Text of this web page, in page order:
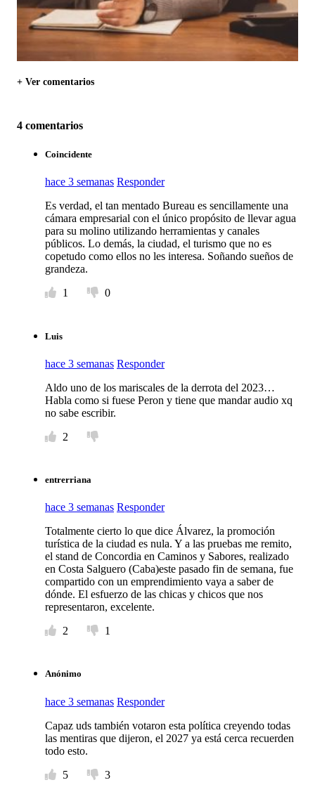
+ Ver comentarios
4 comentarios
Coincidente
hace 3 semanas Responder
Es verdad, el tan mentado Bureau es sencillamente una
cámara empresarial con el único propósito de llevar agua
para su molino utilizando herramientas y canales
públicos. Lo demás, la ciudad, el turismo que no es
copetudo como ellos no les interesa. Soñando sueños de
grandeza.
1
0
Luis
hace 3 semanas Responder
Aldo uno de los mariscales de la derrota del 2023…
Habla como si fuese Peron y tiene que mandar audio xq
no sabe escribir.
2
entrerriana
hace 3 semanas Responder
Totalmente cierto lo que dice Álvarez, la promoción
turística de la ciudad es nula. Y a las pruebas me remito,
el stand de Concordia en Caminos y Sabores, realizado
en Costa Salguero (Caba)este pasado fin de semana, fue
compartido con un emprendimiento vaya a saber de
dónde. El esfuerzo de las chicas y chicos que nos
representaron, excelente.
2
1
Anónimo
hace 3 semanas Responder
Capaz uds también votaron esta política creyendo todas
las mentiras que dijeron, el 2027 ya está cerca recuerden
todo esto.
5
3